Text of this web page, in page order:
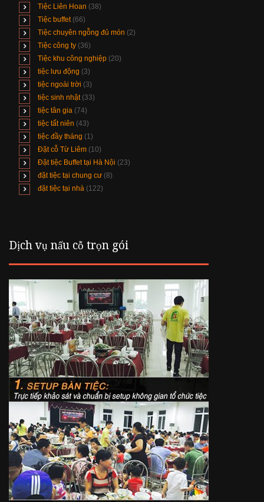
Tiệc Liên Hoan (38)
Tiệc buffet (66)
Tiệc chuyên ngỗng đủ món (2)
Tiệc công ty (36)
Tiệc khu công nghiệp (20)
tiệc lưu động (3)
tiệc ngoài trời (3)
tiệc sinh nhật (33)
tiệc tân gia (74)
tiệc tất niên (43)
tiệc đầy tháng (1)
Đặt cỗ Từ Liêm (10)
Đặt tiệc Buffet tại Hà Nội (23)
đặt tiệc tại chung cư (8)
đặt tiệc tại nhà (122)
Dịch vụ nấu cỗ trọn gói